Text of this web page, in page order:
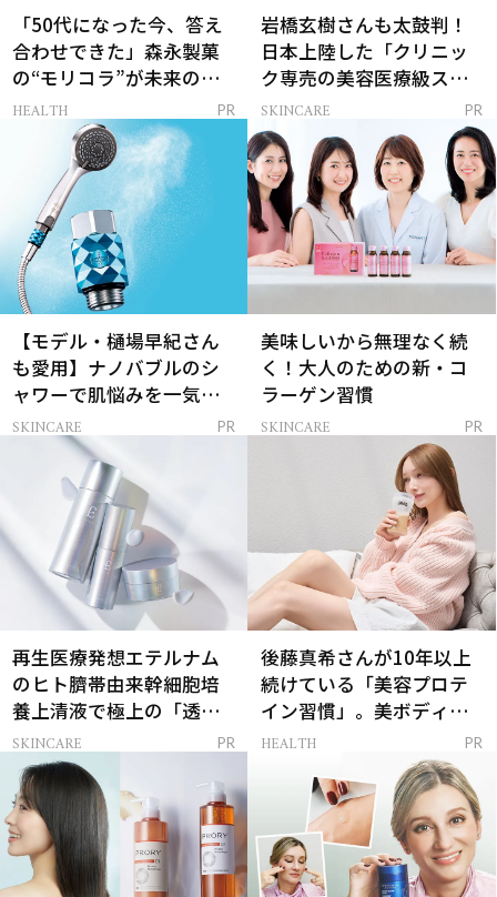
「50代になった今、答え
合わせできた」森永製菓
の“モリコラ”が未来のキ
レイを連れてくる！
HEALTH PR
岩橋玄樹さんも太鼓判！
日本上陸した「クリニッ
ク専売の美容医療級スキ
ンケア」
SKINCARE PR
【モデル・樋場早紀さん
も愛用】ナノバブルのシ
ャワーで肌悩みを一気に
解決
SKINCARE PR
美味しいから無理なく続
く！大人のための新・コ
ラーゲン習慣
SKINCARE PR
再生医療発想エテルナム
のヒト臍帯由来幹細胞培
養上清液で極上の「透明
感ハリ肌」へ
SKINCARE PR
後藤真希さんが10年以上
続けている「美容プロテ
イン習慣」。美ボディを
支える朝ルーティンと
HEALTH PR